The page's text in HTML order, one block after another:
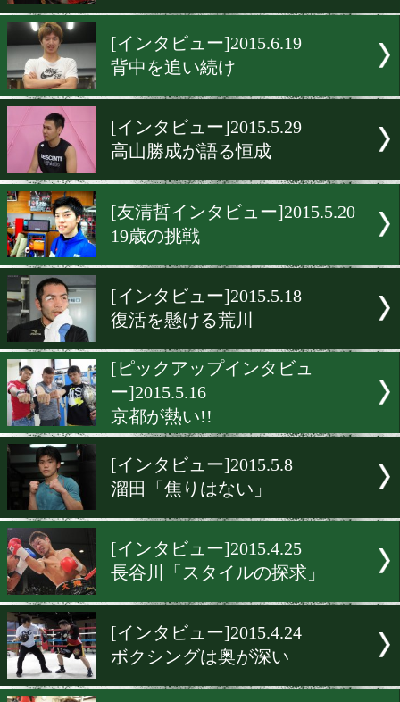
[インタビュー]2015.6.26
同期には負けられない
[インタビュー]2015.6.24
残り1年で完全燃焼する
[インタビュー]2015.6.19
[インタビュー]2015.5.29
高山勝成が語る恒成
[友清哲インタビュー
19歳の挑戦
[インタビュー]2015.5.18
復活を懸ける荒川
[ピックアップインタビュ
ー]2015.5.16